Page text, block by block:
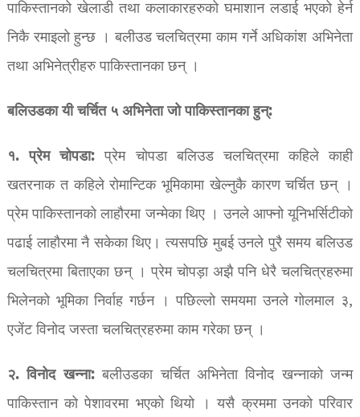
पाकिस्तानको खेलाडी तथा कलाकारहरुको घमाशान लडाई भएको हेर्न
निकै रमाइलो हुन्छ । बलीउड चलचित्रमा काम गर्ने अधिकांश अभिनेता
तथा अभिनेत्रीहरु पाकिस्तानका छन् ।
बलिउडका यी चर्चित ५ अभिनेता जो पाकिस्तानका हुन्:
१. प्रेम चोपडा: प्रेम चोपडा बलिउड चलचित्रमा कहिले काही
खतरनाक त कहिले रोमान्टिक भूमिकामा खेल्नुकै कारण चर्चित छन् ।
प्रेम पाकिस्तानको लाहौरमा जन्मेका थिए । उनले आफ्नो यूनिभर्सिटीको
पढाई लाहौरमा नै सकेका थिए। त्यसपछि मुबई उनले पुरै समय बलिउड
चलचित्रमा बिताएका छन् । प्रेम चोपड़ा अझै पनि धेरै चलचित्रहरुमा
भिलेनको भूमिका निर्वाह गर्छन । पछिल्लो समयमा उनले गोलमाल ३,
एजेंट विनोद जस्ता चलचित्रहरुमा काम गरेका छन् ।
२. विनोद खन्ना:बलीउडका चर्चित अभिनेता विनोद खन्नाको जन्म
पाकिस्तान को पेशावरमा भएको थियो । यसै क्रममा उनको परिवार